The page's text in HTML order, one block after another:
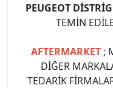
PEUGEOT
TEMİN
AFTERMARKET ;
DİĞER
TEDARİK